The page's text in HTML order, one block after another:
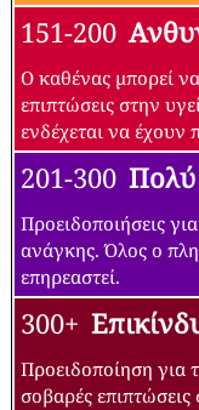
151-200
Ο καθένας μπορεί να
επιπτώσεις στην
ενδέχεται να έχουν
201-300 Πολύ
Προειδοποιήσεις
ανάγκης. Όλος ο
επηρεαστεί.
300+
Προειδοποίηση για
σοβαρές επιπτώσεις